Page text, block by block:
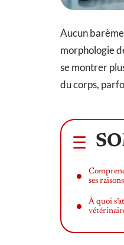
Aucun
morphologie
se montrer
du corps,
ses raisons
À quoi